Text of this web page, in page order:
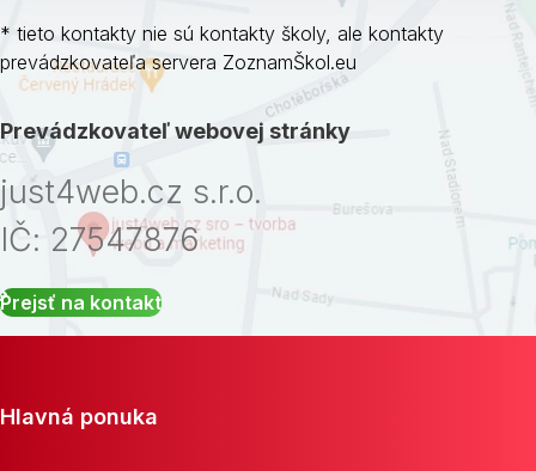
* tieto kontakty nie sú kontakty školy, ale kontakty
prevádzkovateľa servera ZoznamŠkol.eu
Prevádzkovateľ webovej stránky
just4web.cz s.r.o.
IČ: 27547876
Prejsť na kontakt
Hlavná ponuka